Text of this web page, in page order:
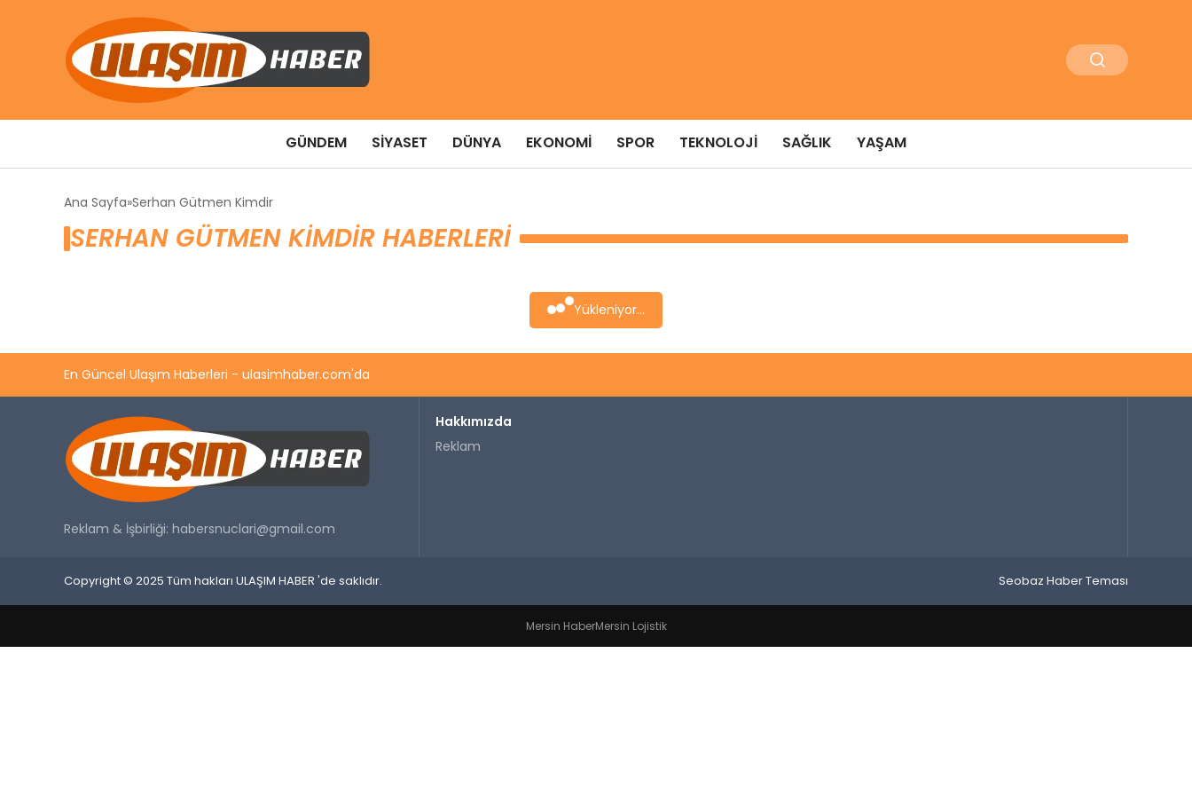
GÜNDEM SIYASET DÜNYA EKONOMI SPOR TEKNOLOJI SAĞLIK YAŞAM
Ana Sayfa Serhan Gütmen Kimdir
SERHAN GÜTMEN KIMDIR HABERLERI
Yükleniyor...
En Güncel Ulaşım Haberleri - ulasimhaber.com'da
Reklam & İşbirliği: habersnuclari@gmail.com
Hakkımızda
Reklam
Copyright © 2025 Tüm hakları ULAŞIM HABER 'de saklıdır. Seobaz Haber Teması
Mersin HaberMersin Lojistik